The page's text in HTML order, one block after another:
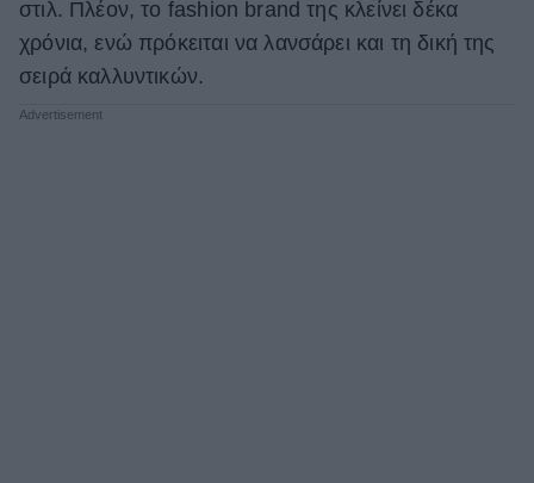
στιλ. Πλέον, το fashion brand της κλείνει δέκα
χρόνια, ενώ πρόκειται να λανσάρει και τη δική της
σειρά καλλυντικών.